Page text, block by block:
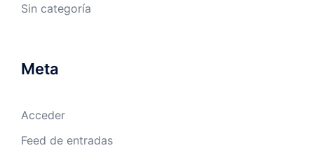
Sin categoría
Meta
Acceder
Feed de entradas